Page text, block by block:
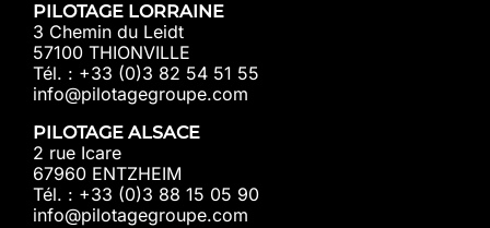
PILOTAGE LORRAINE
3 Chemin du Leidt
57100 THIONVILLE
Tél. : +33 (0)3 82 54 51 55
info@pilotagegroupe.com
PILOTAGE ALSACE
2 rue Icare
67960 ENTZHEIM
Tél. : +33 (0)3 88 15 05 90
info@pilotagegroupe.com